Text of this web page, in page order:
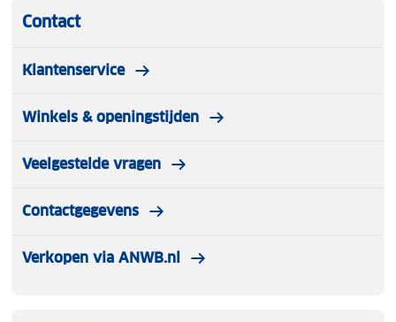
Contact
Klantenservice
Winkels & openingstijden
Veelgestelde vragen
Contactgegevens
Verkopen via ANWB.nl